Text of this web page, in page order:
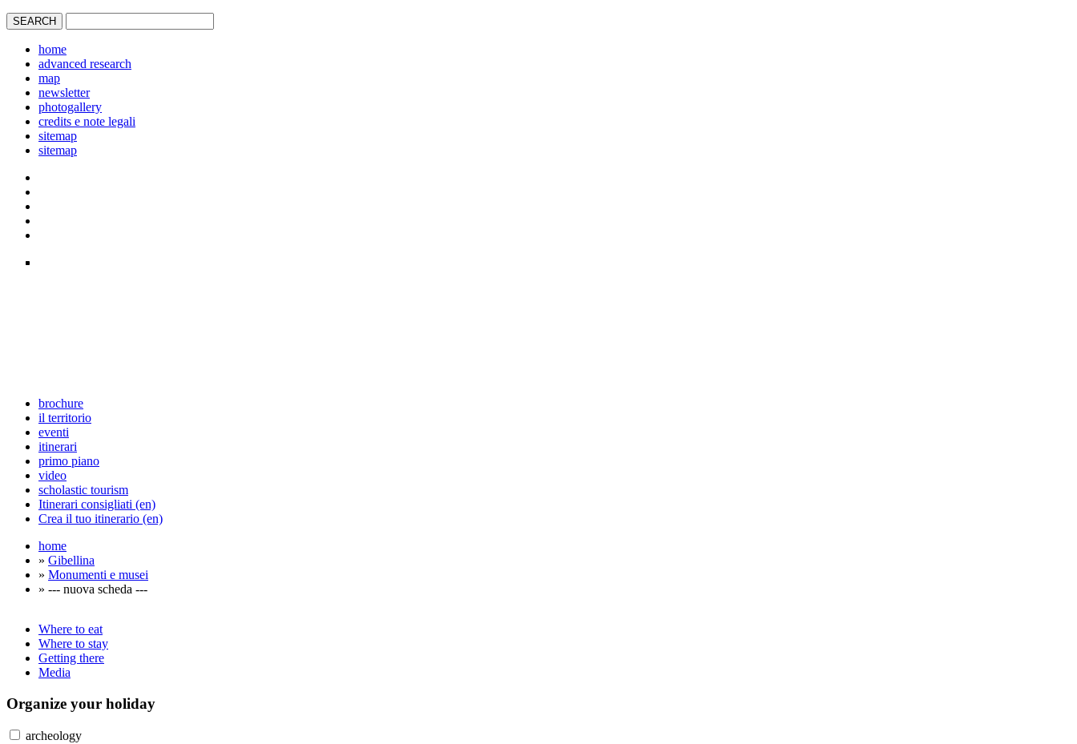
home
advanced research
map
newsletter
photogallery
credits e note legali
sitemap
sitemap
brochure
il territorio
eventi
itinerari
primo piano
video
scholastic tourism
Itinerari consigliati (en)
Crea il tuo itinerario (en)
home
» Gibellina
» Monumenti e musei
» --- nuova scheda ---
Where to eat
Where to stay
Getting there
Media
Organize your holiday
archeology